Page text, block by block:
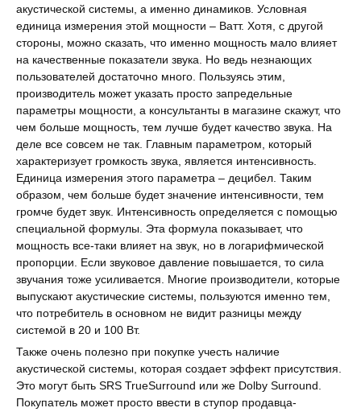
акустической системы, а именно динамиков. Условная
единица измерения этой мощности – Ватт. Хотя, с другой
стороны, можно сказать, что именно мощность мало влияет
на качественные показатели звука. Но ведь незнающих
пользователей достаточно много. Пользуясь этим,
производитель может указать просто запредельные
параметры мощности, а консультанты в магазине скажут, что
чем больше мощность, тем лучше будет качество звука. На
деле все совсем не так. Главным параметром, который
характеризует громкость звука, является интенсивность.
Единица измерения этого параметра – децибел. Таким
образом, чем больше будет значение интенсивности, тем
громче будет звук. Интенсивность определяется с помощью
специальной формулы. Эта формула показывает, что
мощность все-таки влияет на звук, но в логарифмической
пропорции. Если звуковое давление повышается, то сила
звучания тоже усиливается. Многие производители, которые
выпускают акустические системы, пользуются именно тем,
что потребитель в основном не видит разницы между
системой в 20 и 100 Вт.
Также очень полезно при покупке учесть наличие
акустической системы, которая создает эффект присутствия.
Это могут быть SRS TrueSurround или же Dolby Surround.
Покупатель может просто ввести в ступор продавца-